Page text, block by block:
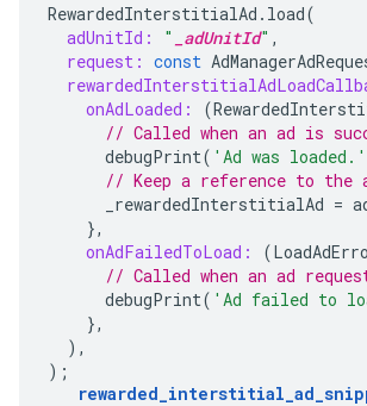
RewardedInterstitialAd . load(
adUnitId:
" _adUnitId" ,
request: const
onAdLoaded:
(
// Called when an ad is
debugPrint( 'Ad was loaded.'
// Keep a reference to the
_rewardedInterstitialAd =
},
onAdFailedToLoad:
(
// Called when an ad
debugPrint( 'Ad failed to
},
),
);